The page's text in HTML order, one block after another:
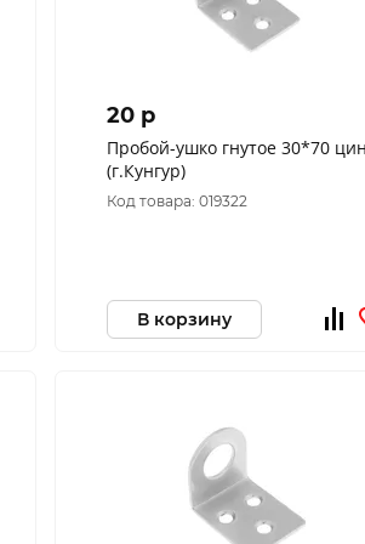
20 p
Пробой-ушко гнутое 30*70
(г.Кунгур)
Код товара: 019322
В корзину